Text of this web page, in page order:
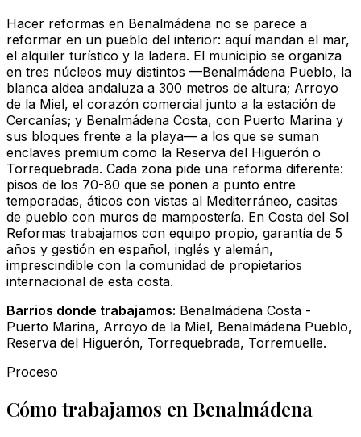
Hacer reformas en Benalmádena no se parece a
reformar en un pueblo del interior: aquí mandan el mar,
el alquiler turístico y la ladera. El municipio se organiza
en tres núcleos muy distintos —Benalmádena Pueblo, la
blanca aldea andaluza a 300 metros de altura; Arroyo
de la Miel, el corazón comercial junto a la estación de
Cercanías; y Benalmádena Costa, con Puerto Marina y
sus bloques frente a la playa— a los que se suman
enclaves premium como la Reserva del Higuerón o
Torrequebrada. Cada zona pide una reforma diferente:
pisos de los 70-80 que se ponen a punto entre
temporadas, áticos con vistas al Mediterráneo, casitas
de pueblo con muros de mampostería. En Costa del Sol
Reformas trabajamos con equipo propio, garantía de 5
años y gestión en español, inglés y alemán,
imprescindible con la comunidad de propietarios
internacional de esta costa.
Barrios donde trabajamos: Benalmádena Costa -
Puerto Marina, Arroyo de la Miel, Benalmádena Pueblo,
Reserva del Higuerón, Torrequebrada, Torremuelle.
Proceso
Cómo trabajamos en Benalmádena